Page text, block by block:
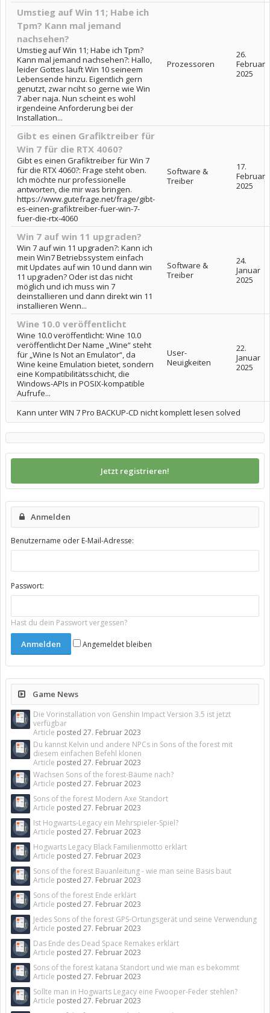
Umstieg auf Win 11; Habe ich
Tpm? Kann mal jemand
nachsehen?
Umstieg auf Win 11; Habe ich Tpm?
Kann mal jemand nachsehen?: Hallo,
leider Gottes läuft Win 10 seineem
Lebensende hinzu. Eigentlich gern
genutzt, zwar nciht so gerne wie Win
7 aber naja. Nun scheint es wohl
irgendeine Anforderung bei der
Installation...
Prozessoren
26.
Februar
2025
Gibt es einen Grafiktreiber für
Win 7 für die RTX 4060?
Gibt es einen Grafiktreiber für Win 7
für die RTX 4060?: Frage steht oben.
Ich möchte nur professionelle
antworten, die mir was bringen.
https://www.gutefrage.net/frage/gibt-
es-einen-grafiktreiber-fuer-win-7-
fuer-die-rtx-4060
Software &
Treiber
17.
Februar
2025
Win 7 auf win 11 upgraden?
Win 7 auf win 11 upgraden?: Kann ich
mein Win7 Betriebssystem einfach
mit Updates auf win 10 und dann win
11 upgraden? Oder ist das nicht
möglich und ich muss win 7
deinstallieren und dann direkt win 11
installieren Wenn...
Software &
Treiber
24.
Januar
2025
Wine 10.0 veröffentlicht
Wine 10.0 veröffentlicht: Wine 10.0
veröffentlicht Der Name „Wine“ steht
für „Wine Is Not an Emulator“, da
Wine keine Emulation bietet, sondern
eine Kompatibilitätsschicht, die
Windows-APIs in POSIX-kompatible
Aufrufe...
User-
Neuigkeiten
22.
Januar
2025
Kann unter WIN 7 Pro BACKUP-CD nicht komplett lesen solved
Jetzt registrieren!
Anmelden
Benutzername oder E-Mail-Adresse:
Passwort:
Hast du dein Passwort vergessen?
Angemeldet bleiben
Game News
Die Vorinstallation von Genshin Impact Version 3.5 ist jetzt
verfügbar
Article posted 27. Februar 2023
Du kannst Kelvin und andere NPCs in Sons of the forest mit
diesem einfachen Befehl klonen
Article posted 27. Februar 2023
Wachsen Sons of the forest-Bäume nach?
Article posted 27. Februar 2023
Sons of the forest Modern Axe Standort
Article posted 27. Februar 2023
Ist Hogwarts-Legacy ein Mehrspieler-Spiel?
Article posted 27. Februar 2023
Hogwarts Legacy Black Familienmotto erklärt
Article posted 27. Februar 2023
Sons of the forest Bauanleitung - wie man seine Basis baut
Article posted 27. Februar 2023
Sons of the forest Ende erklärt
Article posted 27. Februar 2023
Jedes Sons of the forest GPS-Ortungsgerät und seine Verwendung
Article posted 27. Februar 2023
Das Ende des Dead Space Remakes erklärt
Article posted 27. Februar 2023
Sons of the forest katana Standort und wie man es bekommt
Article posted 27. Februar 2023
Sollte man in Hogwarts Legacy eine Fwooper-Feder stehlen?
Article posted 27. Februar 2023